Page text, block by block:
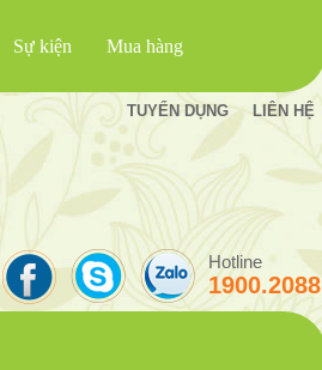
Sự kiện Mua hàng
TUYỂN DỤNG LIÊN HỆ
Hotline
1900.2088